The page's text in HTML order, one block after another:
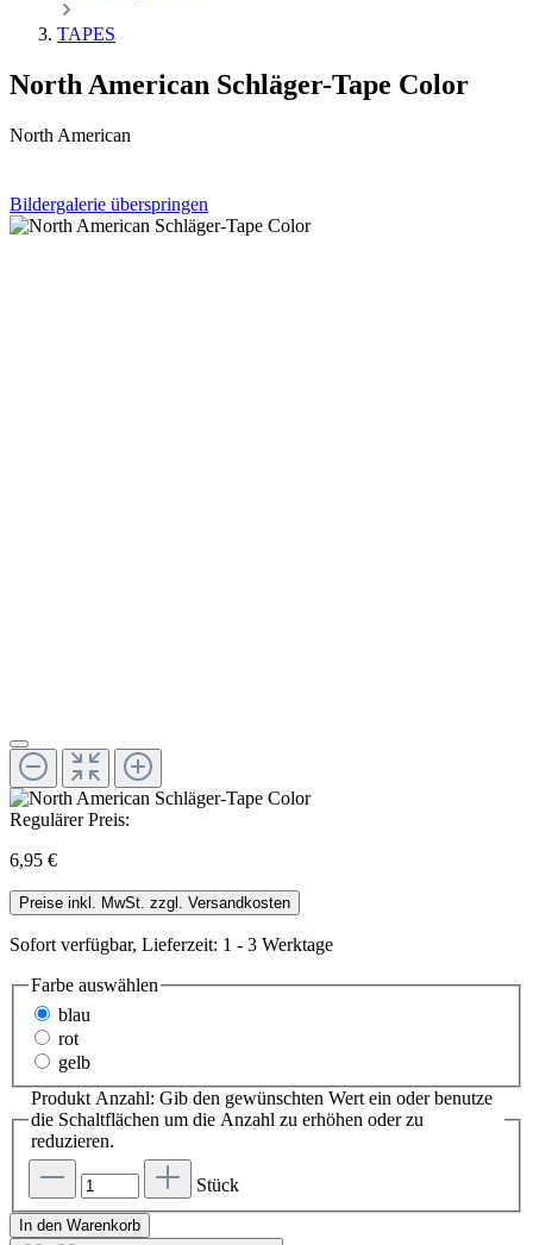
TAPES
North American Schläger-Tape Color
North American
Bildergalerie überspringen
Regulärer Preis:
6,95 €
Preise inkl. MwSt. zzgl. Versandkosten
Sofort verfügbar, Lieferzeit: 1 - 3 Werktage
Farbe auswählen
blau
rot
gelb
Produkt Anzahl: Gib den gewünschten Wert ein oder benutze
die Schaltflächen um die Anzahl zu erhöhen oder zu
reduzieren.
Stück
In den Warenkorb